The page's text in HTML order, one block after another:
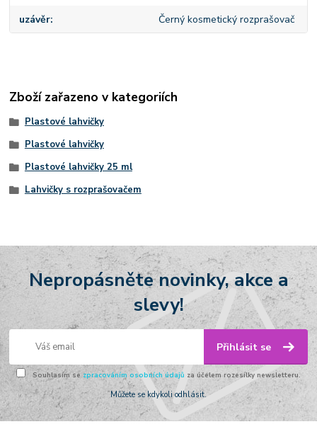
uzávěr Černý kosmetický rozprašovač
Zboží zařazeno v kategoriích
Plastové lahvičky
Plastové lahvičky
Plastové lahvičky 25 ml
Lahvičky s rozprašovačem
Nepropásněte novinky, akce a
slevy!
Přihlásit se
Souhlasím se zpracováním osobních údajů za účelem rozesílky newsletteru.
Můžete se kdykoli odhlásit.